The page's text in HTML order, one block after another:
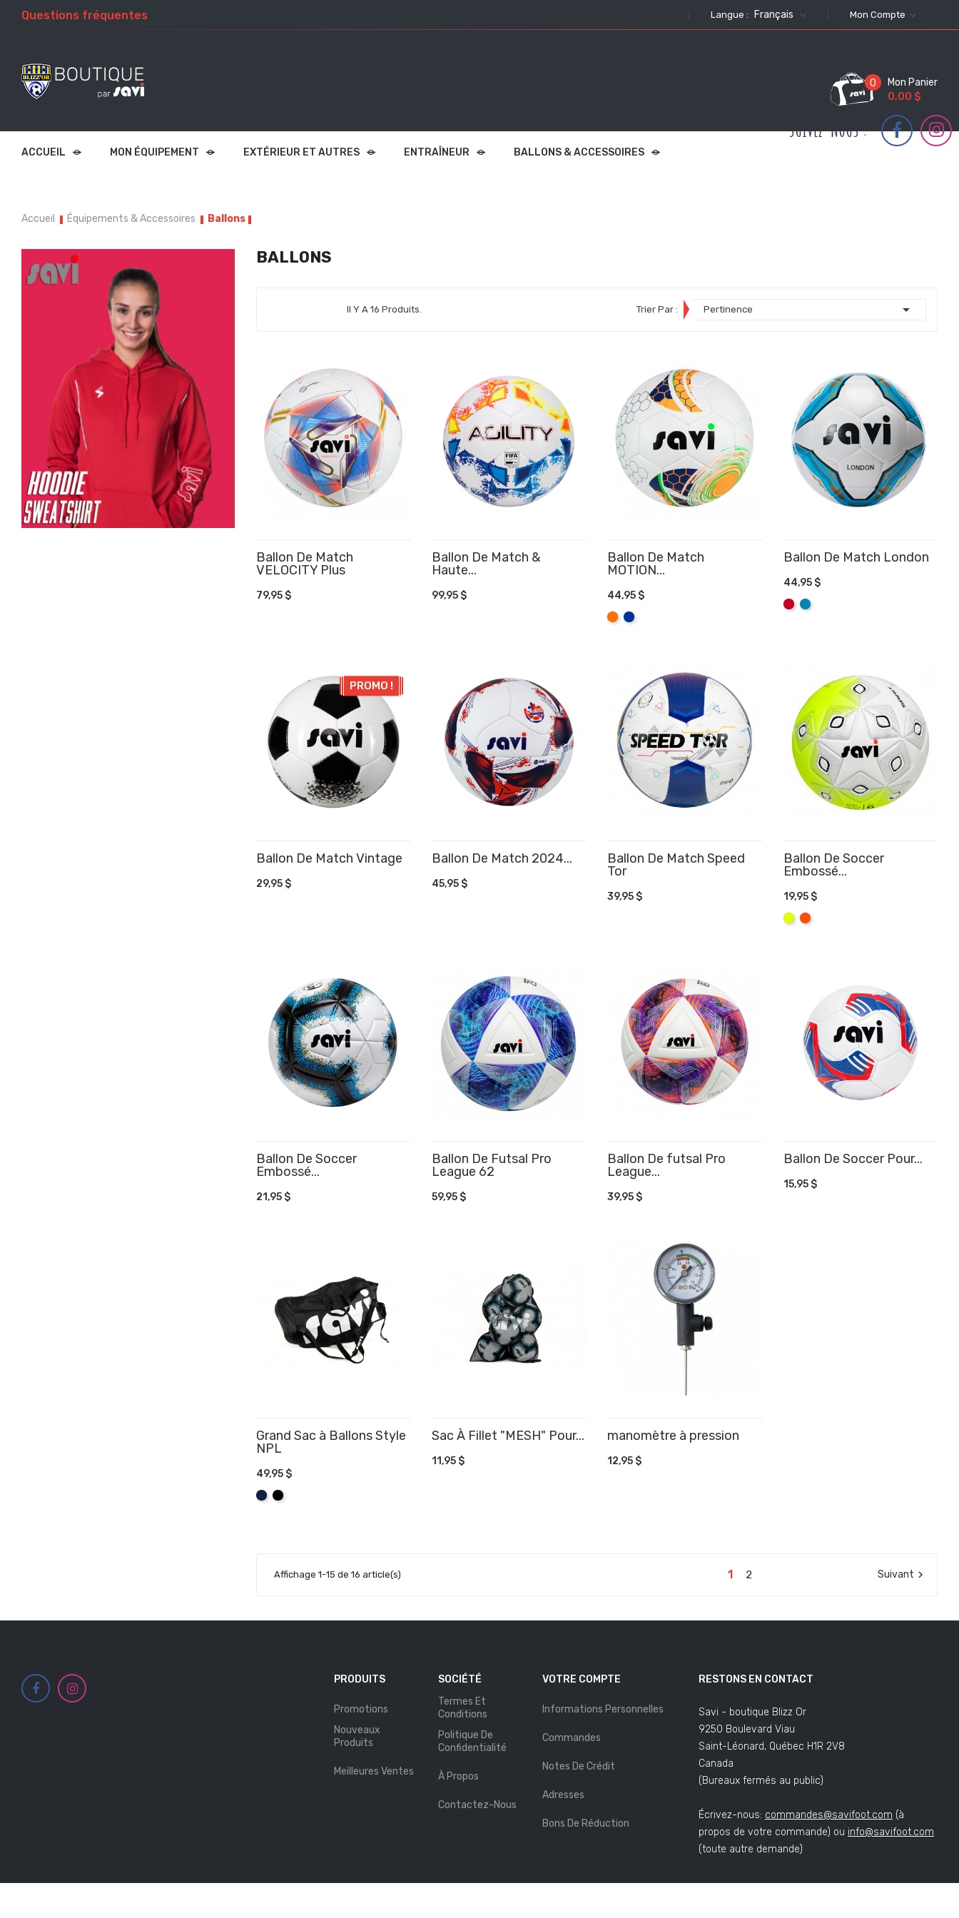
Questions fréquentes Mon Compte
Langue : Français
Mon Panier
0
0,00 $
SUIVEZ-NOUS :
ACCUEIL MON ÉQUIPEMENT EXTÉRIEUR ET AUTRES ENTRAÎNEUR BALLONS & ACCESSOIRES
Accueil Équipements & Accessoires Ballons
BALLONS
Il Y A 16 Produits. Trier Par : Pertinence 
Ballon De Match
VELOCITY Plus
79,95 $
AJOUTER AU PANIER
Ballon De Match &
Haute...
99,95 $
AJOUTER AU PANIER
Ballon De Match
MOTION...
44,95 $
Orange
Bleu
AJOUTER AU PANIER
Ballon De Match London
44,95 $
Rouge
Aqua
AJOUTER AU PANIER
PROMO !
Ballon De Match Vintage
29,95 $
AJOUTER AU PANIER Ballon De Match 2024...
45,95 $
AJOUTER AU PANIER
Ballon De Match Speed
Tor
39,95 $
Ballon De Soccer
Embossé...
19,95 $
JauneOrange
AJOUTER AU PANIER
Ballon De Soccer
Embossé...
21,95 $
AJOUTER AU PANIER
Ballon De Futsal Pro
League 62
59,95 $
AJOUTER AU PANIER
Ballon De futsal Pro
League...
39,95 $
AJOUTER AU PANIER
Ballon De Soccer Pour...
15,95 $
AJOUTER AU PANIER
Grand Sac à Ballons Style
NPL
49,95 $
Marine
Noir
AJOUTER AU PANIER
Sac À Fillet "MESH" Pour...
11,95 $
AJOUTER AU PANIER manomètre à pression
12,95 $
AJOUTER AU PANIER
Affichage 1-15 de 16 article(s) 1 2 Suivant 
PRODUITS
Promotions
Nouveaux
Produits
Meilleures Ventes
SOCIÉTÉ
Termes Et
Conditions
Politique De
Confidentialité
À Propos
Contactez-Nous
VOTRE COMPTE
Informations Personnelles
Commandes
Notes De Crédit
Adresses
Bons De Réduction
RESTONS EN CONTACT
Savi - boutique Blizz Or
9250 Boulevard Viau
Saint-Léonard, Québec H1R 2V8
Canada
(Bureaux fermés au public)
Écrivez-nous: commandes@savifoot.com (à
propos de votre commande) ou info@savifoot.com
(toute autre demande)